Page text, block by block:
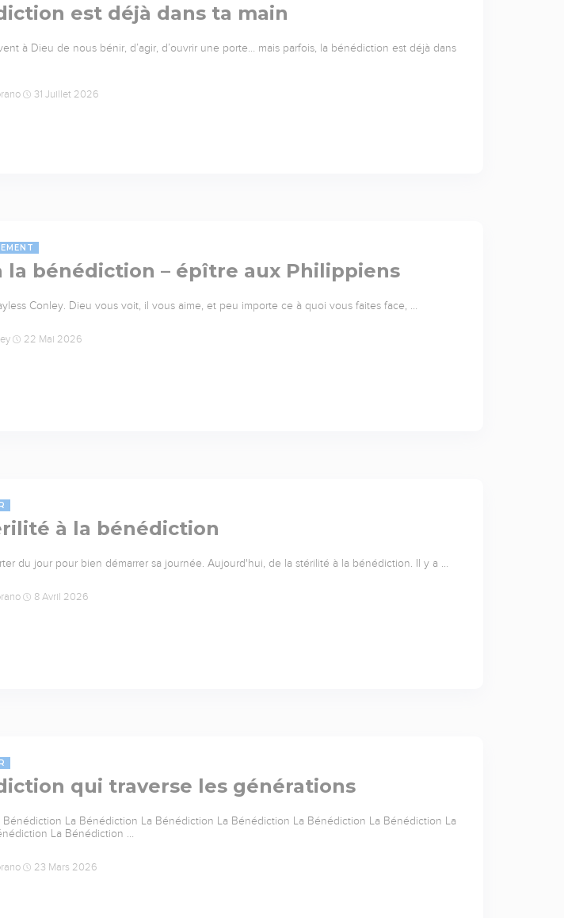
est déjà dans ta main
à Dieu de nous bénir, d’agir, d’ouvrir une porte… mais parfois, la bénédiction est déjà dans
31 Juillet 2026
la bénédiction – épître aux Philippiens
Conley. Dieu vous voit, il vous aime, et peu importe ce à quoi vous faites face, …
22 Mai 2026
à la bénédiction
du jour pour bien démarrer sa journée. Aujourd'hui, de la stérilité à la bénédiction. Il y a …
8 Avril 2026
qui traverse les générations
Bénédiction La Bénédiction La Bénédiction La Bénédiction La Bénédiction La Bénédiction La
La Bénédiction …
23 Mars 2026